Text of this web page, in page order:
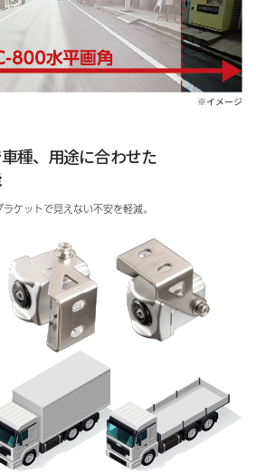
※イメージ
種、用途に合わせた
ケットで見えない不安を軽減。